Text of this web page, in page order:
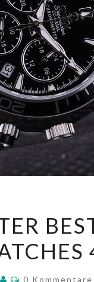
SEAMASTER
BEST
QUALITY
Kommentare
0 Kommentare